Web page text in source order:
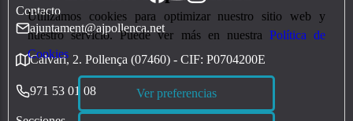
Contacto
ajuntament@ajpollenca.net
Calvari, 2. Pollença (07460) - CIF: P0704200E
971 53 01 08
Utilizamos cookies para optimizar nuestro sitio web y
nuestro servicio. Puede ver más en nuestra Política de
Cookies
Ver preferencias